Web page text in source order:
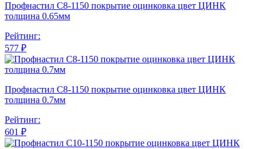
Профнастил С8-1150 покрытие оцинковка цвет ЦИНК
толщина 0.65мм
Рейтинг:
577 ₽
Профнастил С8-1150 покрытие оцинковка цвет ЦИНК
толщина 0.7мм
Рейтинг:
601 ₽